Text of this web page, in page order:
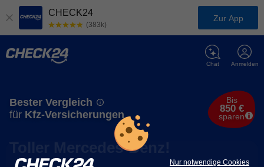
Nur notwendige Cookies
CHECK24
(383k)
Zur App
Anmelden
Chat
Bester Vergleich
für Kfz-Versicherungen
Bis
850 €
sparen
Toller Mercedes-Benz!